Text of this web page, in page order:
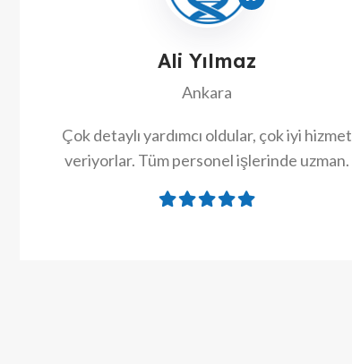
Ali Yılmaz
Ankara
Çok detaylı yardımcı oldular, çok iyi hizmet
veriyorlar. Tüm personel işlerinde uzman.